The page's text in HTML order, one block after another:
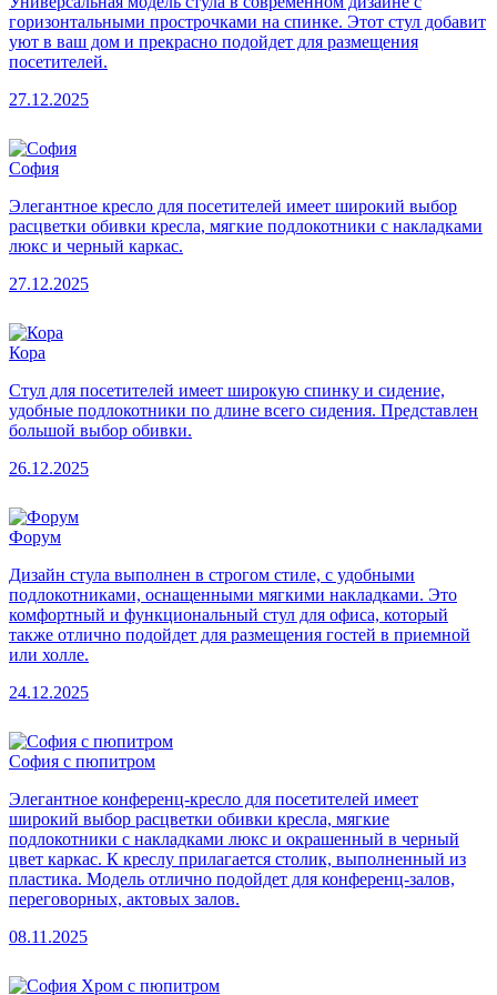
горизонтальными прострочками на спинке. Этот стул добавит
уют в ваш дом и прекрасно подойдет для размещения
посетителей.
27.12.2025
София
Элегантное кресло для посетителей имеет широкий выбор
расцветки обивки кресла, мягкие подлокотники с накладками
люкс и черный каркас.
27.12.2025
Кора
Стул для посетителей имеет широкую спинку и сидение,
удобные подлокотники по длине всего сидения. Представлен
большой выбор обивки.
26.12.2025
Форум
Дизайн стула выполнен в строгом стиле, с удобными
подлокотниками, оснащенными мягкими накладками. Это
комфортный и функциональный стул для офиса, который
также отлично подойдет для размещения гостей в приемной
или холле.
24.12.2025
София с пюпитром
Элегантное конференц-кресло для посетителей имеет
широкий выбор расцветки обивки кресла, мягкие
подлокотники с накладками люкс и окрашенный в черный
цвет каркас. К креслу прилагается столик, выполненный из
пластика. Модель отлично подойдет для конференц-залов,
переговорных, актовых залов.
08.11.2025